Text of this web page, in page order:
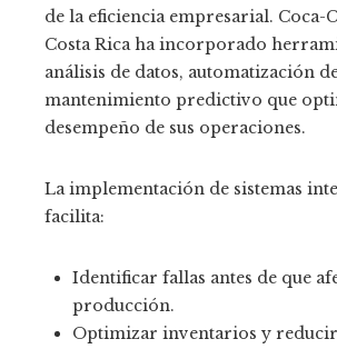
de la eficiencia empresarial. Coca-
Costa Rica ha incorporado
análisis de datos, automatización
mantenimiento predictivo que
desempeño de sus operaciones.
La implementación de sistemas
facilita:
Identificar fallas antes de que
producción.
Optimizar inventarios y